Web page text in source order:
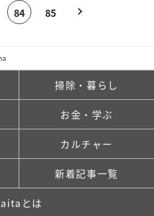
84 85
掃除・暮らし
お金・学ぶ
カルチャー
新着記事一覧
とは